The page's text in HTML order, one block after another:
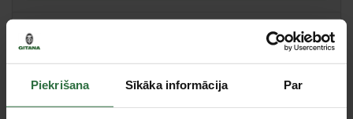
Piekrišana Sīkāka informācija Par
Valmiera, Stacijas iela 38, Valmiera
Centrālā noliktava, (uzzināt vairāk šeit, )